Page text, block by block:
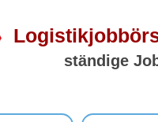
ständige